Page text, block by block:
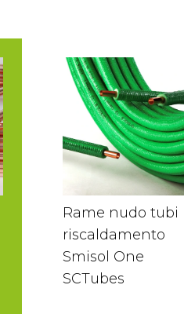
Rame nudo tubi
riscaldamento
Smisol One
SCTubes